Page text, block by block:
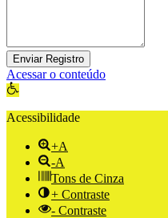
Enviar Registro
Acessar o conteúdo
Abrir a barra de ferramentas
Acessibilidade
+A
-A
Tons de Cinza
+ Contraste
- Contraste